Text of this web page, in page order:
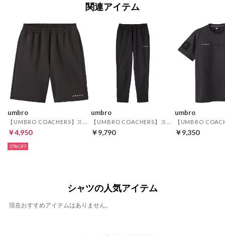
関連アイテム
umbro
￥4,950
37%
umbro
￥9,790
umbro
￥9,350
シャツの人気アイテム
現在おすすめアイテムはありません。